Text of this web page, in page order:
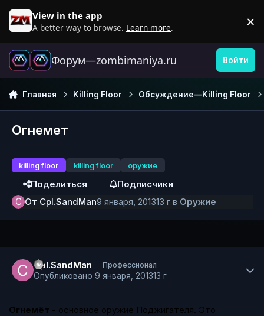
Перейти к содержанию
View in the app
A better way to browse. Learn more. ×
Форум—zombimaniya.ru Войти
Главная Killing Floor Обсуждение—Killing Floor
Огнемет
killing floor killing floor оружие
Поделиться
Подписчики
От Cpl.SandMan9 января, 201313 г в Оружие
Cpl.SandMan Профессионал
Опубликовано 9 января, 201313 г
Огнемёт - основное оружие Поджигателя. Это